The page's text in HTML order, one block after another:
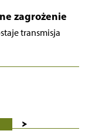
zagrożenie
transmisja
>